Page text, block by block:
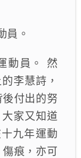
員。
動員。 然
李慧詩，
付出的努
家又知道
九年運動
痕，亦可